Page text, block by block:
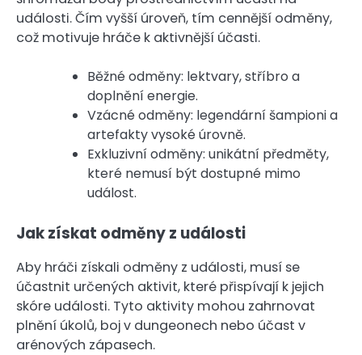
události. Čím vyšší úroveň, tím cennější odměny,
což motivuje hráče k aktivnější účasti.
Běžné odměny: lektvary, stříbro a
doplnění energie.
Vzácné odměny: legendární šampioni a
artefakty vysoké úrovně.
Exkluzivní odměny: unikátní předměty,
které nemusí být dostupné mimo
událost.
Jak získat odměny z události
Aby hráči získali odměny z události, musí se
účastnit určených aktivit, které přispívají k jejich
skóre události. Tyto aktivity mohou zahrnovat
plnění úkolů, boj v dungeonech nebo účast v
arénových zápasech.